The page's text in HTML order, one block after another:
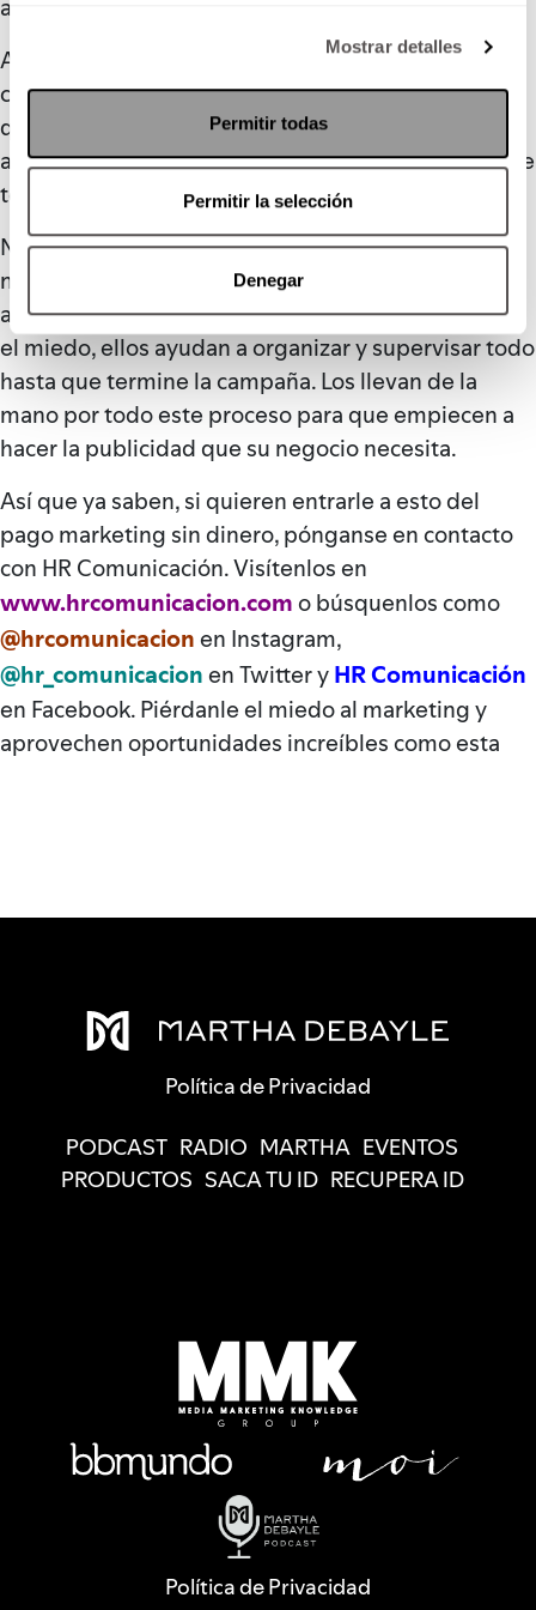
Mostrar detalles
Permitir todas
Permitir la selección
Denegar
apoyo.
Ariana nos contó un poco sobre cómo funcionan las
comisiones y facturas, así que ustedes no tienen
que preocuparse para nada por comisiones de
agencias. HR Comunicación y Ariana se encargan de
todo eso, así que no hay cobros adicionales.
No importa lo que ustedes necesitan o crean que
necesitan, porque en HR Comunicación hacen
asesorías de principio a fin. Y si les sigue ganando
el miedo, ellos ayudan a organizar y supervisar todo
hasta que termine la campaña. Los llevan de la
mano por todo este proceso para que empiecen a
hacer la publicidad que su negocio necesita.
Así que ya saben, si quieren entrarle a esto del
pago marketing sin dinero, pónganse en contacto
con HR Comunicación. Visítenlos en
www.hrcomunicacion.com o búsquenlos como
@hrcomunicacion en Instagram,
@hr_comunicacion en Twitter yHR Comunicación
en Facebook. Piérdanle el miedo al marketing y
aprovechen oportunidades increíbles como esta
Política de Privacidad
PODCAST RADIO MARTHA EVENTOS
PRODUCTOS SACA TU ID RECUPERA ID
Política de Privacidad